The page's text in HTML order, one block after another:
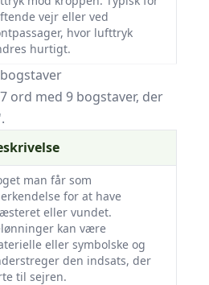
vejr eller ved
hvor lufttryk
hurtigt.
ord med 9 bogstaver, der
man får som
for at have
eller vundet.
kan være
eller symbolske og
den indsats, der
til sejren.